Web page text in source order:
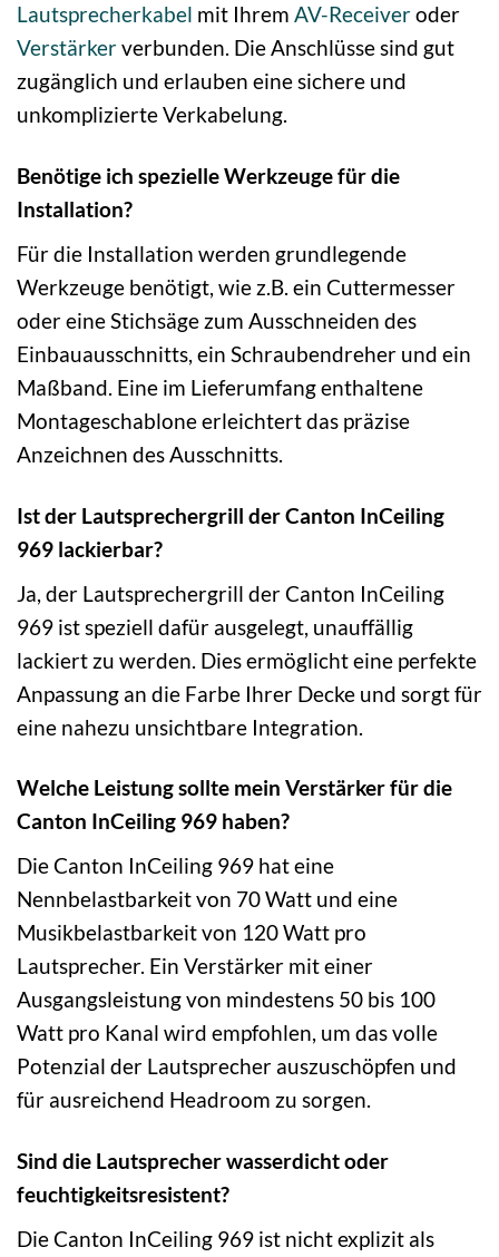
Lautsprecherkabel mit Ihrem AV-Receiveroder
Verstärkerverbunden. Die Anschlüsse sind gut
zugänglich und erlauben eine sichere und
unkomplizierte Verkabelung.
Benötige ich spezielle Werkzeuge für die
Installation?
Für die Installation werden grundlegende
Werkzeuge benötigt, wie z.B. ein Cuttermesser
oder eine Stichsäge zum Ausschneiden des
Einbauausschnitts, ein Schraubendreher und ein
Maßband. Eine im Lieferumfang enthaltene
Montageschablone erleichtert das präzise
Anzeichnen des Ausschnitts.
Ist der Lautsprechergrill der Canton InCeiling
969 lackierbar?
Ja, der Lautsprechergrill der Canton InCeiling
969 ist speziell dafür ausgelegt, unauffällig
lackiert zu werden. Dies ermöglicht eine perfekte
Anpassung an die Farbe Ihrer Decke und sorgt für
eine nahezu unsichtbare Integration.
Welche Leistung sollte mein Verstärker für die
Canton InCeiling 969 haben?
Die Canton InCeiling 969 hat eine
Nennbelastbarkeit von 70 Watt und eine
Musikbelastbarkeit von 120 Watt pro
Lautsprecher. Ein Verstärker mit einer
Ausgangsleistung von mindestens 50 bis 100
Watt pro Kanal wird empfohlen, um das volle
Potenzial der Lautsprecher auszuschöpfen und
für ausreichend Headroom zu sorgen.
Sind die Lautsprecher wasserdicht oder
feuchtigkeitsresistent?
Die Canton InCeiling 969 ist nicht explizit als